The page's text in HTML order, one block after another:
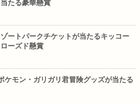
たる豪華懸賞
ートパークチケットが当たるキッコー
ーズド懸賞
ケモン・ガリガリ君冒険グッズが当たる